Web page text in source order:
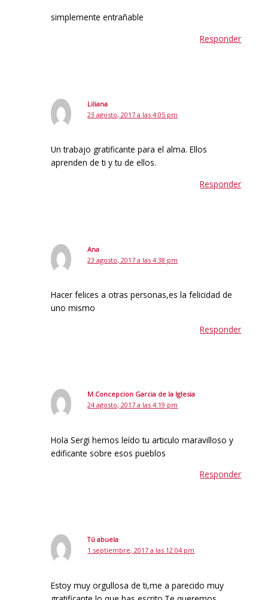
simplemente entrañable
Responder
Liliana
23 agosto, 2017 a las 4:05 pm
Un trabajo gratificante para el alma. Ellos
aprenden de ti y tu de ellos.
Responder
Ana
23 agosto, 2017 a las 4:38 pm
Hacer felices a otras personas,es la felicidad de
uno mismo
Responder
M.Concepcion Garcia de la Iglesia
24 agosto, 2017 a las 4:19 pm
Hola Sergi hemos leído tu articulo maravilloso y
edificante sobre esos pueblos
Responder
Tú abuela
1 septiembre, 2017 a las 12:04 pm
Estoy muy orgullosa de ti,me a parecido muy